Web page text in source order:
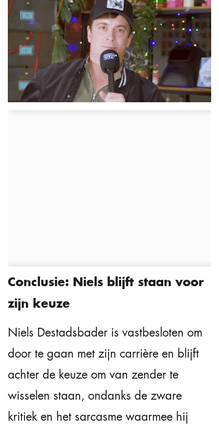
Conclusie: Niels blijft staan voor
zijn keuze
Niels Destadsbader is vastbesloten om
door te gaan met zijn carrière en blijft
achter de keuze om van zender te
wisselen staan, ondanks de zware
kritiek en het sarcasme waarmee hij